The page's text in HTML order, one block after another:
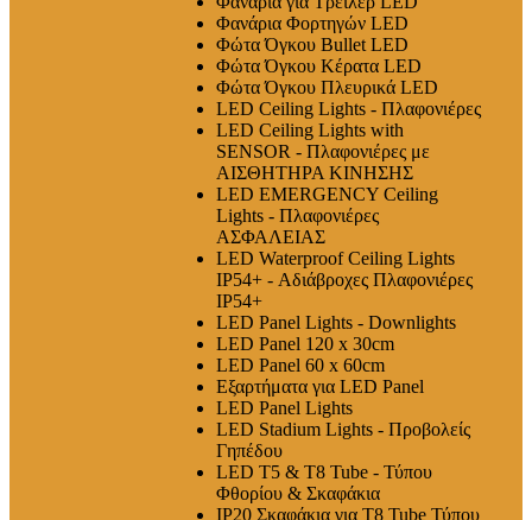
Φανάρια Φορτηγών LED
Φώτα Όγκου Bullet LED
Φώτα Όγκου Κέρατα LED
Φώτα Όγκου Πλευρικά LED
LED Ceiling Lights - Πλαφονιέρες
LED Ceiling Lights with
SENSOR - Πλαφονιέρες με
ΑΙΣΘΗΤΗΡΑ ΚΙΝΗΣΗΣ
LED EMERGENCY Ceiling
Lights - Πλαφονιέρες
ΑΣΦΑΛΕΙΑΣ
LED Waterproof Ceiling Lights
IP54+ - Αδιάβροχες Πλαφονιέρες
IP54+
LED Panel Lights - Downlights
LED Panel 120 x 30cm
LED Panel 60 x 60cm
Εξαρτήματα για LED Panel
LED Panel Lights
LED Stadium Lights - Προβολείς
Γηπέδου
LED T5 & T8 Tube - Τύπου
Φθορίου & Σκαφάκια
IP20 Σκαφάκια για Τ8 Tube Τύπου